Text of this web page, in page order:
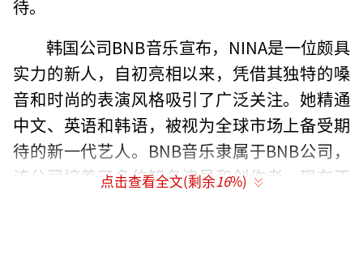
待。
韩国公司BNB音乐宣布，NINA是一位颇具
实力的新人，自初亮相以来，凭借其独特的嗓
音和时尚的表演风格吸引了广泛关注。她精通
中文、英语和韩语，被视为全球市场上备受期
待的新一代艺人。BNB音乐隶属于BNB公司，
该公司培养了多位知名演员和创作者，现在正
点击查看全文(剩余16%)